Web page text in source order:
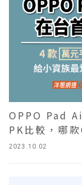
2023.10.02
OPPO Pad
PK比較，哪